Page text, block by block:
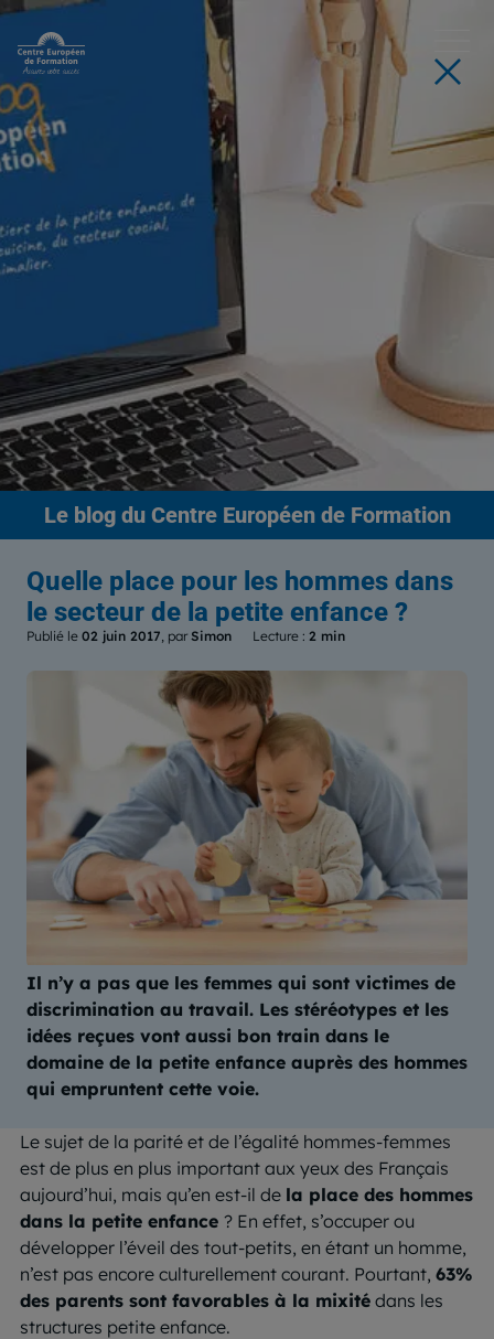
Le blogdu Centre Européen de Formation
Quelle place pour les hommes dans
le secteur de la petite enfance ?
Publié le 02 juin 2017, par Simon Lecture : 2 min
Il n’y a pas que les femmes qui sont victimes de
discrimination au travail. Les stéréotypes et les
idées reçues vont aussi bon train dans le
domaine de la petite enfance auprès des hommes
qui empruntent cette voie.
Le sujet de la parité et de l’égalité hommes-femmes
est de plus en plus important aux yeux des Français
aujourd’hui, mais qu’en est-il de la place des hommes
dans la petite enfance ? En effet, s’occuper ou
développer l’éveil des tout-petits, en étant un homme,
n’est pas encore culturellement courant. Pourtant, 63%
des parents sont favorables à la mixité dans les
structures petite enfance.